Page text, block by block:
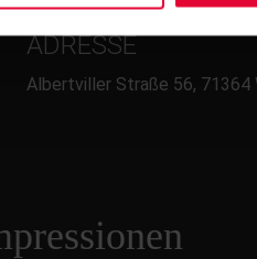
ADRESSE
Albertviller Straße 56, 71364